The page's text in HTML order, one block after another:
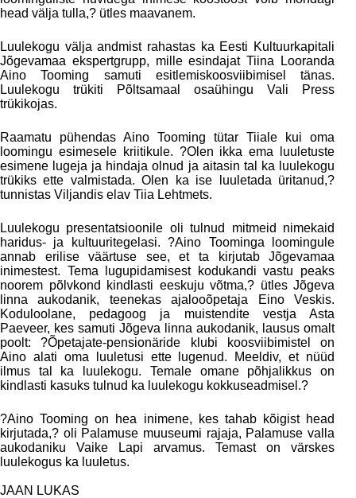
head välja tulla,? ütles maavanem.
Luulekogu välja andmist rahastas ka Eesti Kultuurkapitali
Jõgevamaa ekspertgrupp, mille esindajat Tiina Looranda
Aino Tooming samuti esitlemiskoosviibimisel tänas.
Luulekogu trükiti Põltsamaal osaühingu Vali Press
trükikojas.
Raamatu pühendas Aino Tooming tütar Tiiale kui oma
loomingu esimesele kriitikule. ?Olen ikka ema luuletuste
esimene lugeja ja hindaja olnud ja aitasin tal ka luulekogu
trükiks ette valmistada. Olen ka ise luuletada üritanud,?
tunnistas Viljandis elav Tiia Lehtmets.
Luulekogu presentatsioonile oli tulnud mitmeid nimekaid
haridus- ja kultuuritegelasi. ?Aino Toominga loomingule
annab erilise väärtuse see, et ta kirjutab Jõgevamaa
inimestest. Tema lugupidamisest kodukandi vastu peaks
noorem põlvkond kindlasti eeskuju võtma,? ütles Jõgeva
linna aukodanik, teenekas ajalooõpetaja Eino Veskis.
Koduloolane, pedagoog ja muistendite vestja Asta
Paeveer, kes samuti Jõgeva linna aukodanik, lausus omalt
poolt: ?Õpetajate-pensionäride klubi koosviibimistel on
Aino alati oma luuletusi ette lugenud. Meeldiv, et nüüd
ilmus tal ka luulekogu. Temale omane põhjalikkus on
kindlasti kasuks tulnud ka luulekogu kokkuseadmisel.?
?Aino Tooming on hea inimene, kes tahab kõigist head
kirjutada,? oli Palamuse muuseumi rajaja, Palamuse valla
aukodaniku Vaike Lapi arvamus. Temast on värskes
luulekogus ka luuletus.
JAAN LUKAS